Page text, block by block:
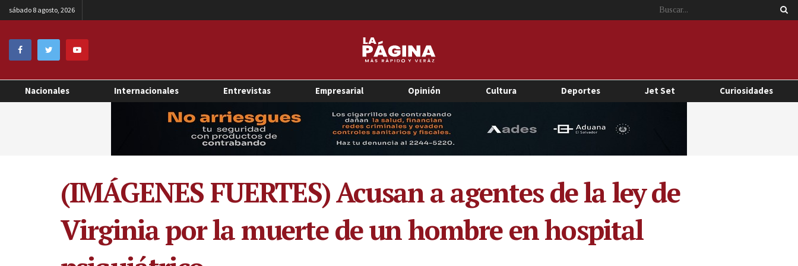
sábado 8 agosto, 2026
Nacionales Internacionales Entrevistas Empresarial Opinión Cultura Deportes Jet Set Curiosidades
(IMÁGENES FUERTES) Acusan a agentes de la ley de
Virginia por la muerte de un hombre en hospital